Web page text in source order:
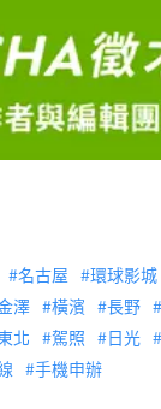
名古屋 環球影城
澤 橫濱 長野
北 駕照 日光
手機申辦